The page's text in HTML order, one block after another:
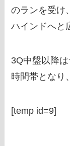
のランを受け
ハインドへと
3Q中盤以降
時間帯となり
[temp id=9]